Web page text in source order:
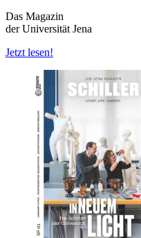
Das Magazin
der Universität Jena
Jetzt lesen!